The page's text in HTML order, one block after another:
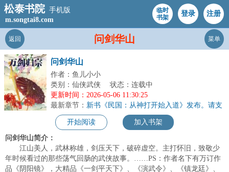
松泰书院 手机版
m.songtai8.com
临时
书架
登录 注册
问剑华山
返回 菜单
问剑华山
作者：鱼儿小小
类别：仙侠武侠
状态：连载中
更新时间：2026-05-06 11:30:25
最新章节： 新书《民国：从神打开始入道》发布。请支
持。
开始阅读
加入书架
问剑华山简介：
江山美人，武林称雄，剑压天下，破碎虚空。主打怀旧，致敬少
年时候看过的那些荡气回肠的武侠故事。……PS：作者名下有万订作
品《阴阳镜》，大精品《一剑平天下》、《演武令》、《镇龙廷》、